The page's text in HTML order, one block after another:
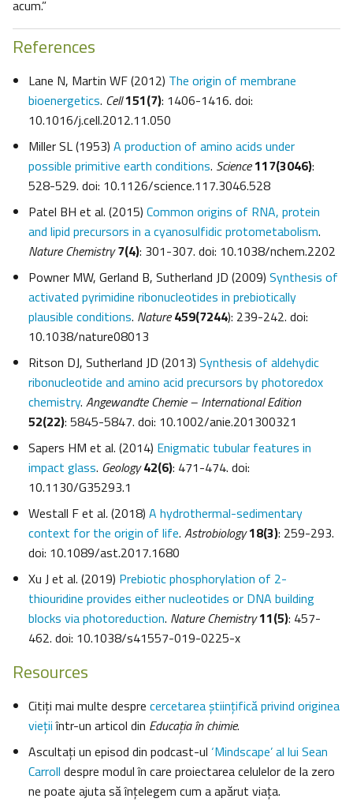
acum.”
References
Lane N, Martin WF (2012) The origin of membrane
bioenergetics. Cell151(7): 1406-1416. doi:
10.1016/j.cell.2012.11.050
Miller SL (1953) A production of amino acids under
possible primitive earth conditions. Science117(3046):
528-529. doi: 10.1126/science.117.3046.528
Patel BH et al. (2015) Common origins of RNA, protein
and lipid precursors in a cyanosulfidic protometabolism.
Nature Chemistry 7(4): 301-307. doi: 10.1038/nchem.2202
Powner MW, Gerland B, Sutherland JD (2009) Synthesis of
activated pyrimidine ribonucleotides in prebiotically
plausible conditions. Nature 459(7244): 239-242. doi:
10.1038/nature08013
Ritson DJ, Sutherland JD (2013) Synthesis of aldehydic
ribonucleotide and amino acid precursors by photoredox
chemistry. Angewandte Chemie – International Edition
52(22): 5845-5847. doi: 10.1002/anie.201300321
Sapers HM et al. (2014) Enigmatic tubular features in
impact glass. Geology 42(6): 471-474. doi:
10.1130/G35293.1
Westall F et al.(2018) A hydrothermal-sedimentary
context for the origin of life. Astrobiology18(3): 259-293.
doi: 10.1089/ast.2017.1680
Xu J et al. (2019) Prebiotic phosphorylation of 2-
thiouridine provides either nucleotides or DNA building
blocks via photoreduction. Nature Chemistry11(5): 457-
462. doi: 10.1038/s41557-019-0225-x
Resources
Citiți mai multe despre cercetarea științifică privind originea
viețiiîntr-un articol din Educația în chimie.
Ascultaţi un episod din podcast-ul ‘Mindscape’ al lui Sean
Carroll despre modul în care proiectarea celulelor de la zero
ne poate ajuta să înțelegem cum a apărut viața.